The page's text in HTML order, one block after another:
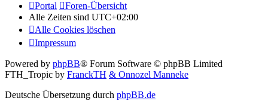
Portal
Foren-Übersicht
Alle Zeiten sind UTC+02:00
Alle Cookies löschen
Impressum
Powered by phpBB® Forum Software © phpBB Limited
FTH_Tropic by FranckTH & Onnozel Manneke
Deutsche Übersetzung durch phpBB.de